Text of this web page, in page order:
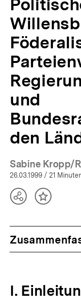
und
den
Sabine Kropp/
26.03.1999 / 21
TeilenInhalt
I.